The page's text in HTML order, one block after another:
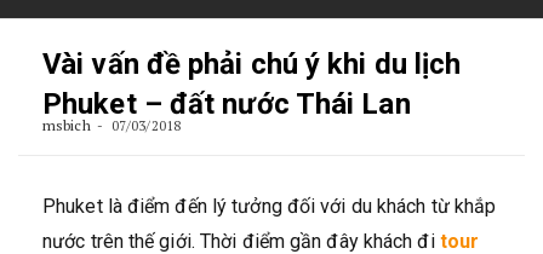
Vài vấn đề phải chú ý khi du lịch
Phuket – đất nước Thái Lan
msbich 07/03/2018
Phuket là điểm đến lý tưởng đối với du khách từ khắp
nước trên thế giới. Thời điểm gần đây khách đi tour